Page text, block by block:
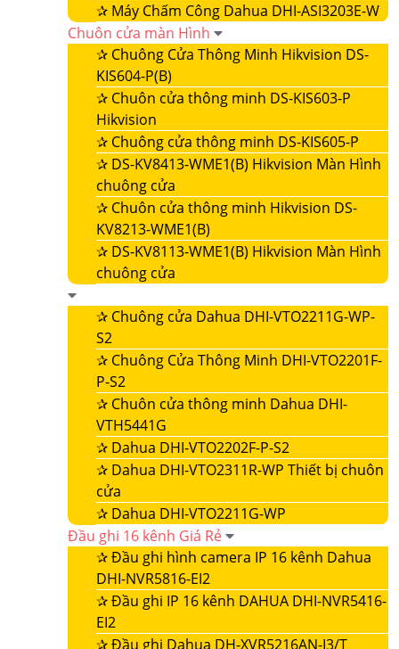
✰ Máy Chấm Công Dahua DHI-ASI3203E-W
Chuôn cửa màn Hình
✰ Chuông Cửa Thông Minh Hikvision DS-
KIS604-P(B)
✰ Chuôn cửa thông minh DS-KIS603-P
Hikvision
✰ Chuông cửa thông minh DS-KIS605-P
✰ DS-KV8413-WME1(B) Hikvision Màn Hình
chuông cửa
✰ Chuôn cửa thông minh Hikvision DS-
KV8213-WME1(B)
✰ DS-KV8113-WME1(B) Hikvision Màn Hình
chuông cửa
✰ Chuông cửa Dahua DHI-VTO2211G-WP-
S2
✰ Chuông Cửa Thông Minh DHI-VTO2201F-
P-S2
✰ Chuôn cửa thông minh Dahua DHI-
VTH5441G
✰ Dahua DHI-VTO2202F-P-S2
✰ Dahua DHI-VTO2311R-WP Thiết bị chuôn
cửa
✰ Dahua DHI-VTO2211G-WP
Đầu ghi 16 kênh Giá Rẻ
✰Đầu ghi hình camera IP 16 kênh Dahua
DHI-NVR5816-EI2
✰Đầu ghi IP 16 kênh DAHUA DHI-NVR5416-
EI2
✰Đầu ghi Dahua DH-XVR5216AN-I3/T